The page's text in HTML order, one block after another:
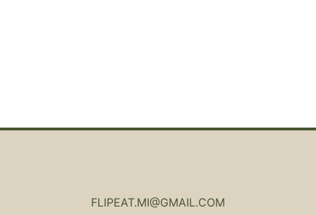
FLIPEAT.MI@GMAIL.COM